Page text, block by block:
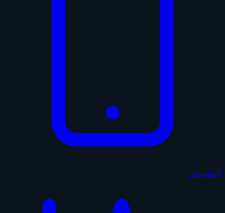
التطبيقات